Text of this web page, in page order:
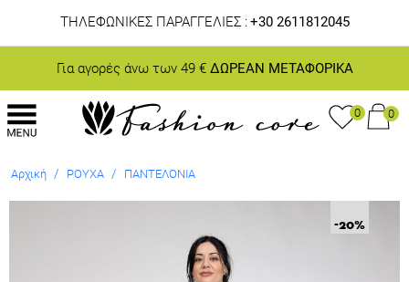
ΤΗΛΕΦΩΝΙΚΕΣ ΠΑΡΑΓΓΕΛΙΕΣ : +30 2611812045
Για αγορές άνω των 49 €ΔΩΡΕΑΝ ΜΕΤΑΦΟΡΙΚΑ
0 0
Αρχική / ΡΟΥΧΑ / ΠΑΝΤΕΛΟΝΙΑ
-20%